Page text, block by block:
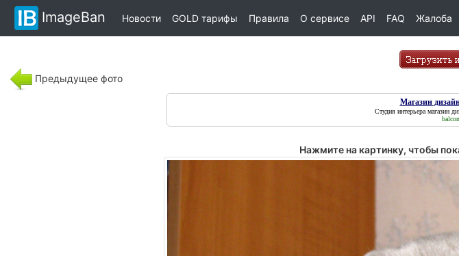
ImageBan Новости GOLD тарифы Правила О сервисе API FAQ Жалоба
Предыдущее фото
Магазин
Студия интерьера магазин
Нажмите на картинку, чтобы